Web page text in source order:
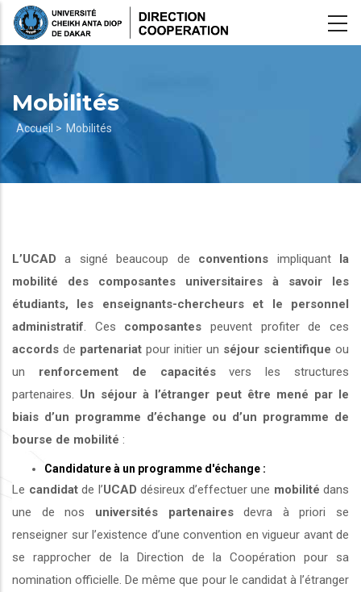
Aller
Mobilités
Fil
d'Ariane
Accueil > Mobilités
L’UCAD a signé beaucoup de conventions impliquant la
mobilité des composantes universitaires à savoir les
étudiants, les enseignants-chercheurs et le personnel
administratif . Ces composantes peuvent profiter de ces
accords de partenariat pour initier un séjour scientifique ou
un renforcement de capacitésvers les structures
partenaires. Un séjour à l’étranger peut être mené par le
biais d’un programme d’échange ou d’un programme de
bourse de mobilité :
Candidature à un programme d'échange :
Le candidatde l’UCAD désireux d’effectuer une mobilité dans
une de nos universités partenairesdevra à priori se
renseigner sur l’existence d’une convention en vigueur avant de
se rapprocher de la Direction de la Coopération pour sa
nomination officielle. De même que pour le candidat à l’étranger